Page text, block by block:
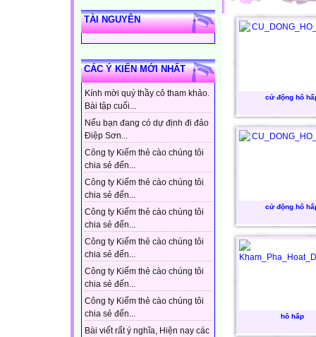
TÀI NGUYÊN
CÁC Ý KIẾN MỚI NHẤT
Kính mời quý thầy cô tham khảo.
Bài tập cuối...
Nếu bạn đang có dự định đi đảo
Điệp Sơn...
Công ty Kiếm thẻ cào chúng tôi
chia sẻ đến...
Công ty Kiếm thẻ cào chúng tôi
chia sẻ đến...
Công ty Kiếm thẻ cào chúng tôi
chia sẻ đến...
Công ty Kiếm thẻ cào chúng tôi
chia sẻ đến...
Công ty Kiếm thẻ cào chúng tôi
chia sẻ đến...
Công ty Kiếm thẻ cào chúng tôi
chia sẻ đến...
Bài viết rất ý nghĩa, Hiện nay các
cử động hô
cử động hô
hô hấp